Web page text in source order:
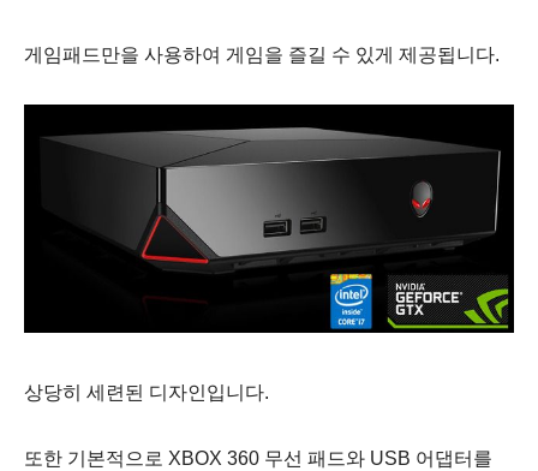
게임패드만을 사용하여 게임을 즐길 수 있게 제공됩니다.
상당히 세련된 디자인입니다.
또한 기본적으로 XBOX 360 무선 패드와 USB 어댑터를